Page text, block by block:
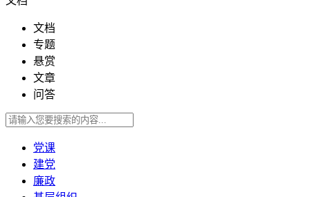
文档
专题
悬赏
文章
问答
党课
建党
廉政